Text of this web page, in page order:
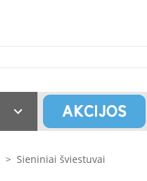
> Sieniniai šviestuvai